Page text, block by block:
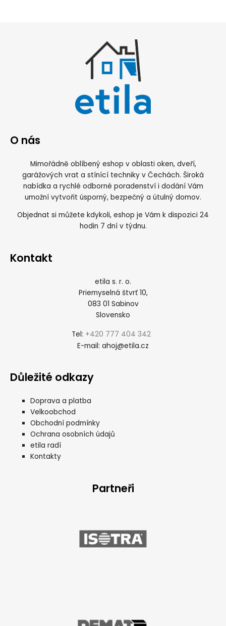
O nás
Mimořádně oblíbený eshop v oblasti oken, dveří,
garážových vrat a stínící techniky v Čechách. Široká
nabídka a rychlé odborné poradenství i dodání Vám
umožní vytvořit úsporný, bezpečný a útulný domov.
Objednat si můžete kdykoli, eshop je Vám k dispozici 24
hodin 7 dní v týdnu.
Kontakt
etila s. r. o.
Priemyselná štvrť 10,
083 01 Sabinov
Slovensko
Tel: +420 777 404 342
E-mail: ahoj@etila.cz
Důležité odkazy
Doprava a platba
Velkoobchod
Obchodní podmínky
Ochrana osobních údajů
etila radí
Kontakty
Partneři